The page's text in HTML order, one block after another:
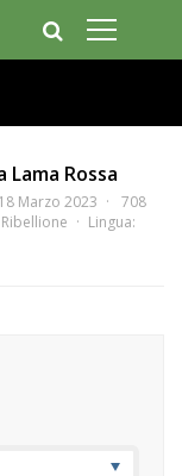
Lama Rossa
18 Marzo 2023
708
Ribellione
Lingua: